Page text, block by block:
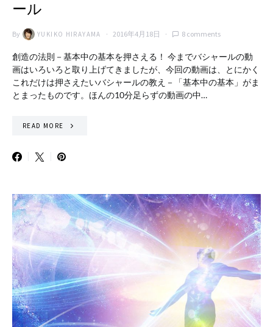
ール
By YUKIKO HIRAYAMA 2016年4月18日 8 comments
創造の法則－基本中の基本を押さえる！ 今までバシャールの動
画はいろいろと取り上げてきましたが、今回の動画は、とにかく
これだけは押さえたいバシャールの教え－「基本中の基本」がま
とまったものです。ほんの10分足らずの動画の中…
READ MORE